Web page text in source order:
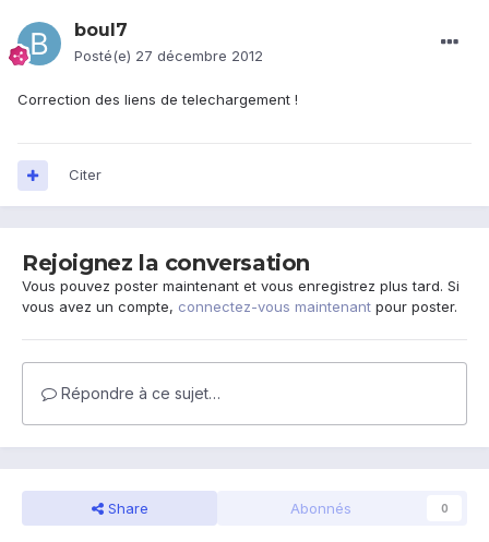
boul7
Posté(e) 27 décembre 2012
Correction des liens de telechargement !
Citer
Rejoignez la conversation
Vous pouvez poster maintenant et vous enregistrez plus tard. Si
vous avez un compte, connectez-vous maintenant pour poster.
Répondre à ce sujet…
Share Abonnés 0